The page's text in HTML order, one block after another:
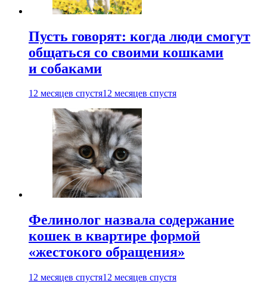
Пусть говорят: когда люди смогут
общаться со своими кошками
и собаками
12 месяцев спустя12 месяцев спустя
Фелинолог назвала содержание
кошек в квартире формой
«жестокого обращения»
12 месяцев спустя12 месяцев спустя